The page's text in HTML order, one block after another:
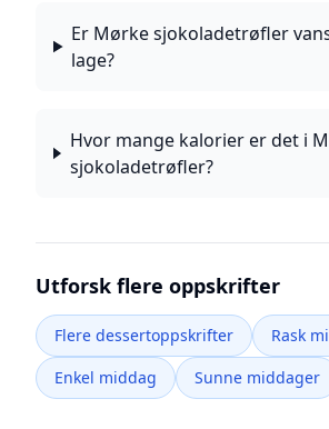
Er Mørke sjokoladetrøfler
lage?
Hvor mange kalorier er det i
sjokoladetrøfler?
Utforsk flere oppskrifter
Flere dessertoppskrifter
Rask
Enkel middag
Sunne middager